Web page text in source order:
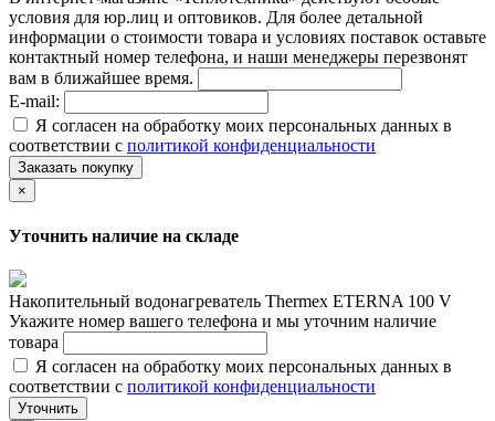
условия для юр.лиц и оптовиков. Для более детальной
информации о стоимости товара и условиях поставок оставьте
контактный номер телефона, и наши менеджеры перезвонят
вам в ближайшее время.
E-mail:
Я согласен на обработку моих персональных данных в
соответствии с политикой конфиденциальности
Заказать покупку
×
Уточнить наличие на складе
Накопительный водонагреватель Thermex ETERNA 100 V
Укажите номер вашего телефона и мы уточним наличие
товара
Я согласен на обработку моих персональных данных в
соответствии с политикой конфиденциальности
Уточнить